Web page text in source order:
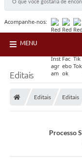
Acompanhe-nos:
MENU
Editais
Editais Editais
Processo